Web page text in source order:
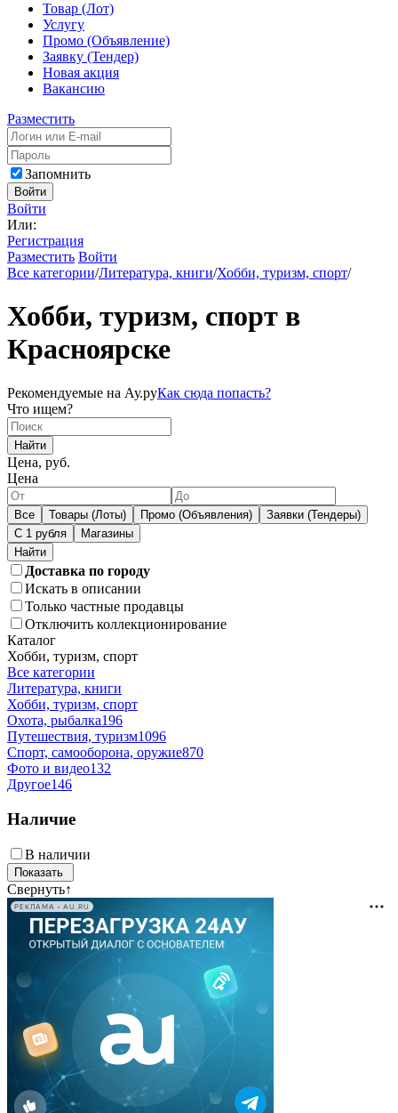
Товар (Лот)
Услугу
Промо (Объявление)
Заявку (Тендер)
Новая акция
Вакансию
Разместить
Запомнить
Войти
Войти
Или:
Регистрация
Разместить Войти
Все категории/Литература, книги/Хобби, туризм, спорт/
Хобби, туризм, спорт в
Красноярске
Рекомендуемые на Ау.руКак сюда попасть?
Что ищем?
Найти
Цена, руб.
Цена
Все Товары (Лоты) Промо (Объявления)
Заявки (Тендеры)
С 1 рубля
Магазины
Доставка по городу
Искать в описании
Только частные продавцы
Отключить коллекционирование
Каталог
Хобби, туризм, спорт
Все категории
Литература, книги
Хобби, туризм, спорт
Охота, рыбалка196
Путешествия, туризм1096
Спорт, самооборона, оружие870
Фото и видео132
Другое146
Наличие
В наличии
Свернуть↑
РЕКЛАМА • AU.RU